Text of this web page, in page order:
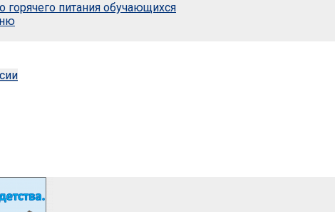
питания обучающихся